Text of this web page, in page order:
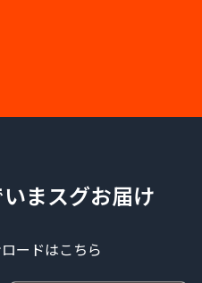
まスグお届け
ードはこちら